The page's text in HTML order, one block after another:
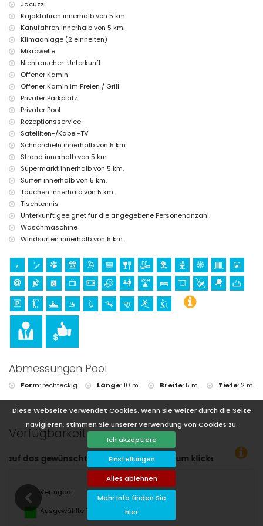
Diese Webseite verwendet Cookies. Wenn Sie weiter durch die Seite
navigieren, stimmen Sie unserer Verwendung von Cookies zu.
Ich akzeptiere
Einstellungen
Alles ablehnen
Mehr Info finden Sie
hier
Zustellbett und Kinderbetten/Kinderwagen (auf Anfrage)
Unterhaltungs- und Freizeitaktivitäten für Ihren Urlaub in
Benitachell, Costa Blanca
Promenade (El Portet) (innerhalb von 5 Kilometern vom Haus)
Sehenswürdigkeiten und Kultur in Benitachell, Costa Blanca
Kirche (Parroquia de Santa María Magdalena, Benitachell), Schloss
(Castell de Moraira), Ruine (Castell de Moraira), Denkmal (Torre de
Vigía del Cap d'Or) und historischer Ort (Altstadtzentrum) (innerhalb
von 5 Kilometern von der Unterkunft entfernt)
Museum (Ecomuseo Cemroqt L'almassera) (innerhalb von 10
Kilometern von der Unterkunft entfernt)
Sport
Golf (Club de Golf Xàbia), Kanufahren, Kajakfahren, Angeln, Tauchen,
Schnorcheln, Surfen und Windsurfen (innerhalb von 5 Kilometern vom
Haus)
Tennis und Reiten (innerhalb von 10 Kilometern vom Haus)
Jacuzzi
Kajakfahren innerhalb von 5 km.
Kanufahren innerhalb von 5 km.
Klimaanlage (2 einheiten)
Mikrowelle
Nichtraucher-Unterkunft
Offener Kamin
Offener Kamin im Freien / Grill
Privater Parkplatz
Privater Pool
Rezeptionsservice
Satelliten-/Kabel-TV
Schnorcheln innerhalb von 5 km.
Strand innerhalb von 5 km.
Supermarkt innerhalb von 5 km.
Surfen innerhalb von 5 km.
Tauchen innerhalb von 5 km.
Tischtennis
Unterkunft geeignet für die angegebene Personenanzahl.
Waschmaschine
Windsurfen innerhalb von 5 km.
Abmessungen Pool
Form:rechteckig Länge:10 m. Breite:5 m. Tiefe: 2 m.
Verfügbarkeit
klicken!
Verfügbar
Ausgewählte Termine